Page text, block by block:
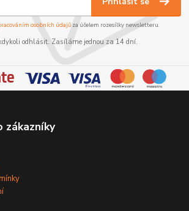
osobních údajůza účelem rozesílky newsletteru.
odhlásit. Zasíláme jednou za 14 dní.
zákazníky